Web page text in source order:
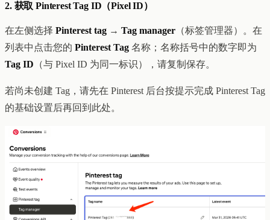
2. 获取 Pinterest Tag ID（Pixel ID）
在左侧选择 Pinterest tag → Tag manager （标签管理器）。在
列表中点击您的 Pinterest Tag 名称；名称括号中的数字即为
Tag ID （与 Pixel ID 为同一标识），请复制保存。
若尚未创建 Tag，请先在 Pinterest 后台按提示完成 Pinterest Tag
的基础设置后再回到此处。